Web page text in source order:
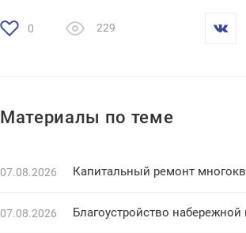
0 229
Материалы по теме
07.08.2026 Капитальный ремонт
07.08.2026 Благоустройство